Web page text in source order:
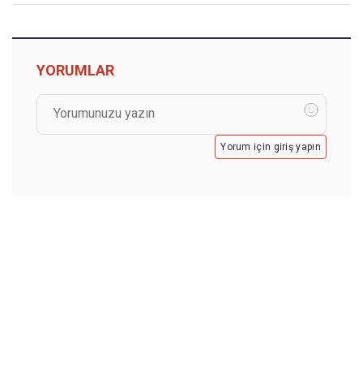
YORUMLAR
Yorum için giriş yapın